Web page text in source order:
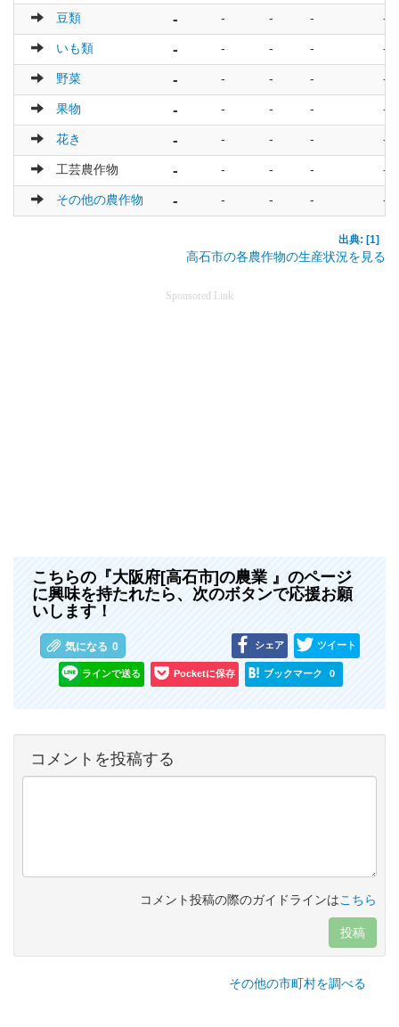
豆類 - - - - -
いも類 - - - - -
野菜 - - - - -
果物 - - - - -
花き - - - - -
工芸農作物 - - - - -
その他の農作物 - - - - -
出典: [1]
高石市の各農作物の生産状況を見る
Sponsored Link
こちらの『大阪府[高石市]の農業 』のページ
に興味を持たれたら、次のボタンで応援お願
いします！
気になる 0 シェア ツイート
ラインで送る Pocketに保存 ブックマーク 0
コメントを投稿する
コメント投稿の際のガイドラインはこちら
投稿
その他の市町村を調べる